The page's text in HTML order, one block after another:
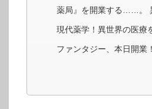
薬局』を開業する……。
現代薬学！異世界の医療
ファンタジー、本日開業！